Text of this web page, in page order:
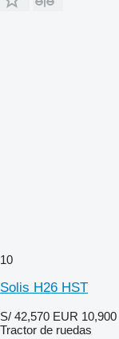
10
Solis H26 HST
S/ 42,570 EUR 10,900
Tractor de ruedas